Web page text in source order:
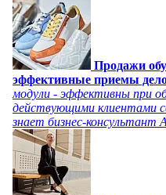
Продажи
эффективные приемы
модули - эффективны при
действующими клиентами
знает бизнес-консультант